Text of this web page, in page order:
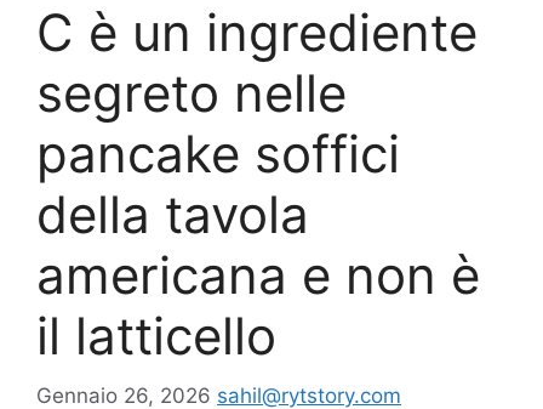
C è un ingrediente
segreto nelle
pancake soffici
della tavola
americana e non è
il latticello
Gennaio 26, 2026 sahil@rytstory.com